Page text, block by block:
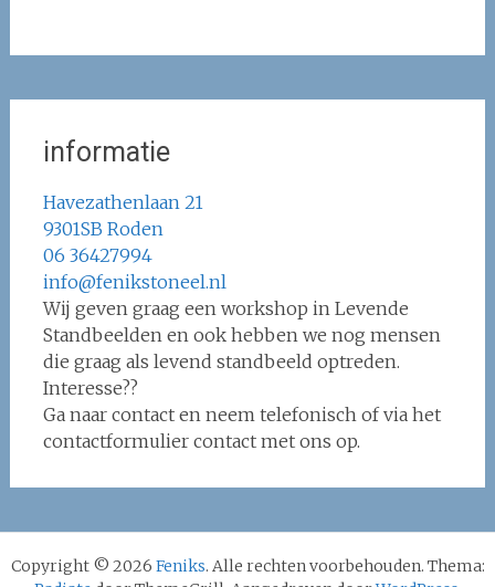
informatie
Havezathenlaan 21
9301SB Roden
06 36427994
info@fenikstoneel.nl
Wij geven graag een workshop in Levende
Standbeelden en ook hebben we nog mensen
die graag als levend standbeeld optreden.
Interesse??
Ga naar contact en neem telefonisch of via het
contactformulier contact met ons op.
Copyright © 2026 Feniks. Alle rechten voorbehouden. Thema: